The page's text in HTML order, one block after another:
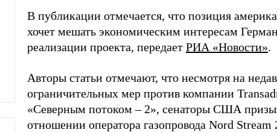
В публикации отмечается, что позиция
хочет мешать экономическим интересам
реализации проекта, передает РИА «Новости».
Авторы статьи отмечают, что несмотря на
ограничительных мер против компании
«Северным потоком – 2», сенаторы США
отношении оператора газопровода Nord